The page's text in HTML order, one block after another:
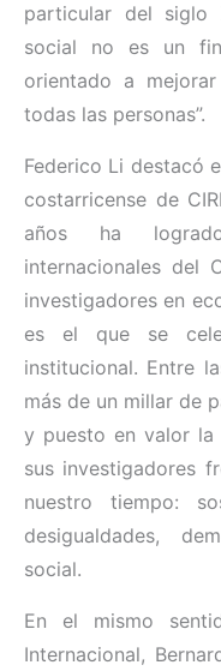
particular del siglo
social no es un
orientado a
todas las personas”.
Federico Li destacó
costarricense de
años ha
internacionales del
investigadores en
es el que se
institucional. Entre
más de un millar de
y puesto en valor la
sus investigadores
nuestro tiempo:
desigualdades,
social.
En el mismo
Internacional,